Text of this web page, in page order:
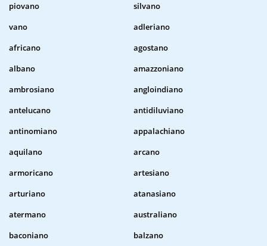
piovano
silvano
vano
adleriano
africano
agostano
albano
amazzoniano
ambrosiano
angloindiano
antelucano
antidiluviano
antinomiano
appalachiano
aquilano
arcano
armoricano
artesiano
arturiano
atanasiano
atermano
australiano
baconiano
balzano